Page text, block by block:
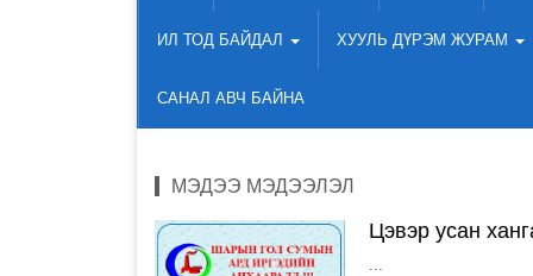
ИЛ ТОД БАЙДАЛ ХУУЛЬ ДҮРЭМ ЖУРАМ
САНАЛ АВЧ БАЙНА
МЭДЭЭ МЭДЭЭЛЭЛ
Цэвэр усан
...